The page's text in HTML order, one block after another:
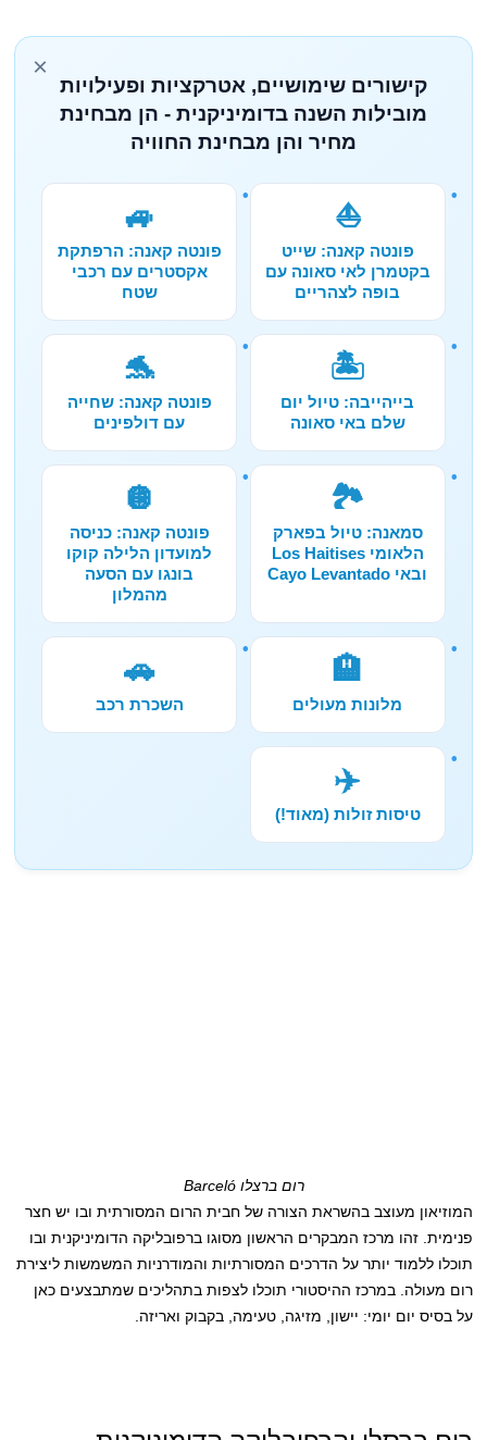
×
קישורים שימושיים, אטרקציות ופעילויות
מובילות השנה בדומיניקנית - הן מבחינת
מחיר והן מבחינת החוויה
⛵
פונטה קאנה: שייט
בקטמרן לאי סאונה עם
בופה לצהריים
🚙
פונטה קאנה: הרפתקת
אקסטרים עם רכבי
שטח
🏝️
בייהייבה: טיול יום
שלם באי סאונה
🐬
פונטה קאנה: שחייה
עם דולפינים
🏞️
סמאנה: טיול בפארק
הלאומי Los Haitises
ובאי Cayo Levantado
🪩
פונטה קאנה: כניסה
למועדון הלילה קוקו
בונגו עם הסעה
מהמלון
🏨
מלונות מעולים
🚗
השכרת רכב
✈️
טיסות זולות (מאוד!)
רום ברצלו Barceló
המוזיאון מעוצב בהשראת הצורה של חבית הרום המסורתית ובו יש חצר
פנימית. זהו מרכז המבקרים הראשון מסוגו ברפובליקה הדומיניקנית ובו
תוכלו ללמוד יותר על הדרכים המסורתיות והמודרניות המשמשות ליצירת
רום מעולה. במרכז ההיסטורי תוכלו לצפות בתהליכים שמתבצעים כאן
על בסיס יום יומי: יישון, מזיגה, טעימה, בקבוק ואריזה.